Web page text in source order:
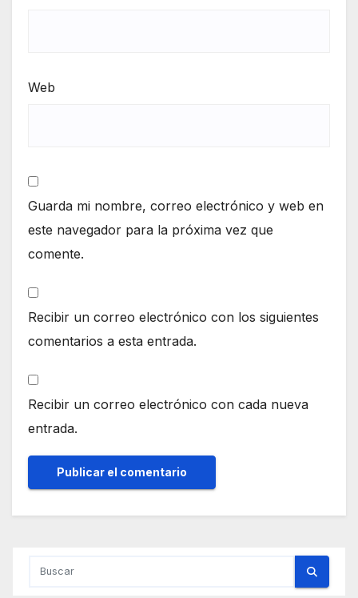
Web
Guarda mi nombre, correo electrónico y web en
este navegador para la próxima vez que
comente.
Recibir un correo electrónico con los siguientes
comentarios a esta entrada.
Recibir un correo electrónico con cada nueva
entrada.